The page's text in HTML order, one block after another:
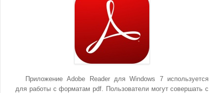
Приложение Adobe Reader для Windows 7 используется
для работы с форматам pdf. Пользователи могут совершать с